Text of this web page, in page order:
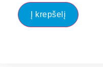
Į krepšelį